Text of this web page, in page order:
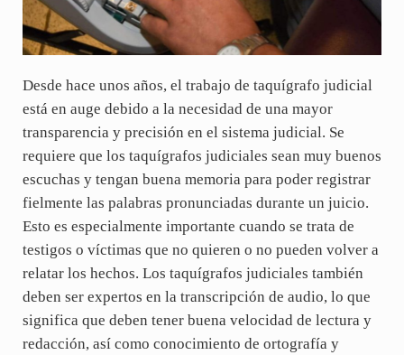
Desde hace unos años, el trabajo de taquígrafo judicial
está en auge debido a la necesidad de una mayor
transparencia y precisión en el sistema judicial. Se
requiere que los taquígrafos judiciales sean muy buenos
escuchas y tengan buena memoria para poder registrar
fielmente las palabras pronunciadas durante un juicio.
Esto es especialmente importante cuando se trata de
testigos o víctimas que no quieren o no pueden volver a
relatar los hechos. Los taquígrafos judiciales también
deben ser expertos en la transcripción de audio, lo que
significa que deben tener buena velocidad de lectura y
redacción, así como conocimiento de ortografía y